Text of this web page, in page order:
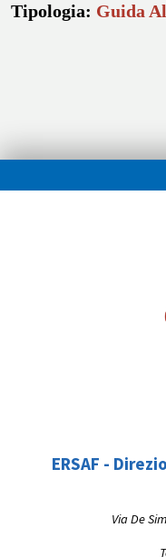
Tipologia: Guida
ERSAF -
Via De